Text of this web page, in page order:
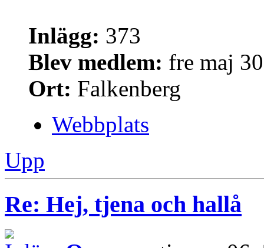
Inlägg: 373
Blev medlem: fre maj
Ort: Falkenberg
Webbplats
Upp
Re: Hej, tjena och hallå